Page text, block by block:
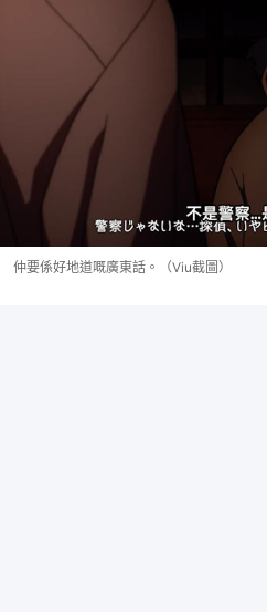
仲要係好地道嘅廣東話。（Viu截圖）